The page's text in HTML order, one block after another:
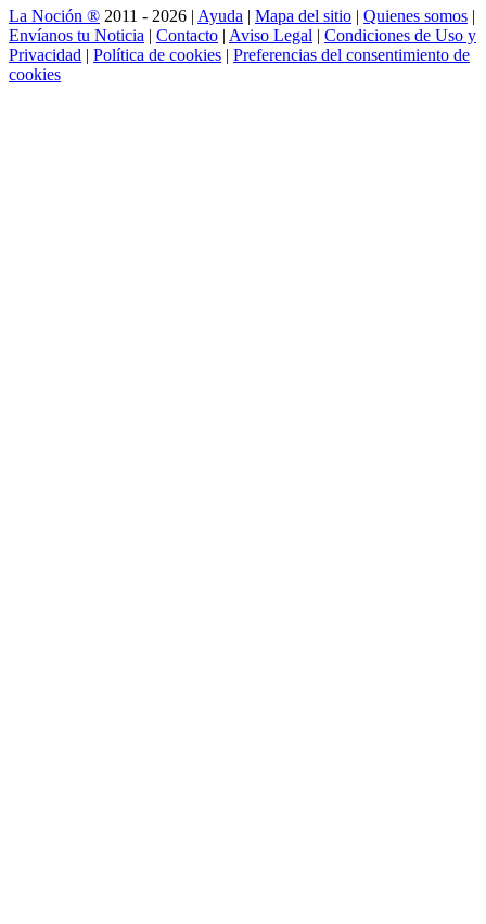
La Noción ® 2011 - 2026 | Ayuda | Mapa del sitio | Quienes somos |
Envíanos tu Noticia | Contacto | Aviso Legal | Condiciones de Uso y
Privacidad | Política de cookies | Preferencias del consentimiento de
cookies